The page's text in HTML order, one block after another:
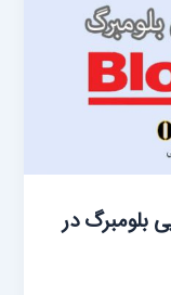
بلومبرگ در